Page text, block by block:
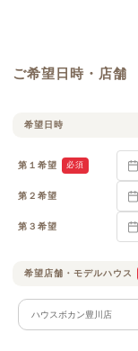
ご希望日時・店舗
希望日時
第１希望 必須
第２希望
第３希望
希望店舗・モデルハウス